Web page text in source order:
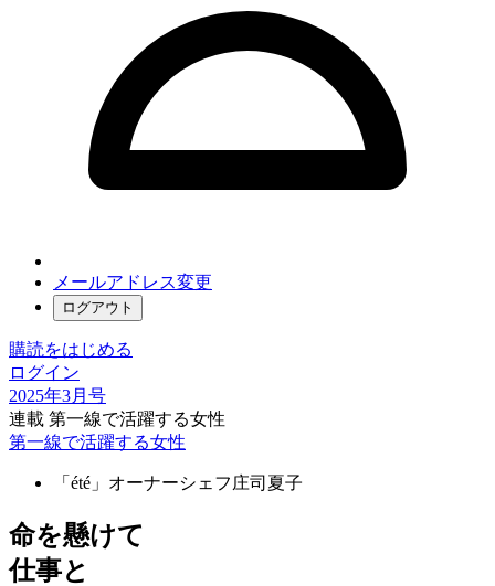
メールアドレス変更
ログアウト
購読をはじめる
ログイン
2025年3月号
連載 第一線で活躍する女性
第一線で活躍する女性
「été」オーナーシェフ 庄司夏子
命を懸けて
仕事と